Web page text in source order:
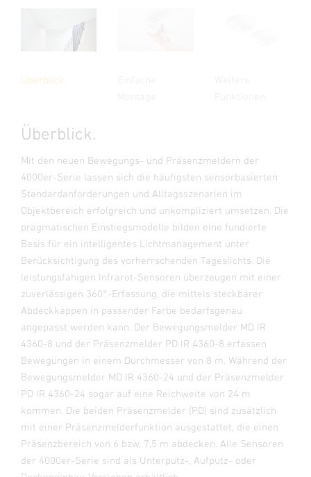
Überblick.
Überblick.
Mit den neuen Bewegungs- und Präsenzmeldern der
4000er-Serie lassen sich die häufigsten sensorbasierten
Standardanforderungen und Alltagsszenarien im
Objektbereich erfolgreich und unkompliziert umsetzen. Die
pragmatischen Einstiegsmodelle bilden eine fundierte
Basis für ein intelligentes Lichtmanagement unter
Berücksichtigung des vorherrschenden Tageslichts. Die
leistungsfähigen Infrarot-Sensoren überzeugen mit einer
zuverlässigen 360°-Erfassung, die mittels steckbarer
Abdeckkappen in passender Farbe bedarfsgenau
angepasst werden kann. Der Bewegungsmelder MD IR
4360-8 und der Präsenzmelder PD IR 4360-8 erfassen
Bewegungen in einem Durchmesser von 8 m. Während der
Bewegungsmelder MD IR 4360-24 und der Präsenzmelder
PD IR 4360-24 sogar auf eine Reichweite von 24 m
kommen. Die beiden Präsenzmelder (PD) sind zusätzlich
mit einer Präsenzmelderfunktion ausgestattet, die einen
Präsenzbereich von 6 bzw. 7,5 m abdecken. Alle Sensoren
der 4000er-Serie sind als Unterputz-, Aufputz- oder